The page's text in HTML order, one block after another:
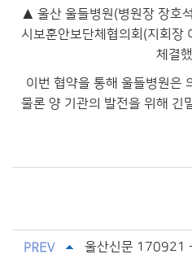
▲ 울산 울들병원(병원장 장호
시보훈안보단체협의회(지회장
체결
이번 협약을 통해 울들병원은
물론 양 기관의 발전을 위해 긴